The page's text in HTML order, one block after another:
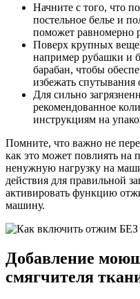
Начните с того, что
постельное белье и
поможет равномерно
Поверх крупных
например рубашки и
барабан, чтобы
избежать спутывания
Для сильно
рекомендованное
инструкциям на
Помните, что важно не
как это может повлиять на
ненужную нагрузку на
действия для правильной
активировать функцию
машину.
Добавление
смягчителя